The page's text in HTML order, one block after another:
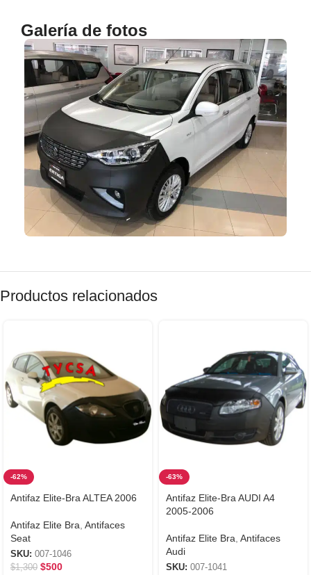
Galería de fotos
Productos relacionados
-62%
Antifaz Elite-Bra ALTEA 2006
Antifaz Elite Bra Antifaces
Seat
SKU: 007-1046
$1,300 $500
-63%
Antifaz Elite-Bra AUDI A4
2005-2006
Antifaz Elite Bra Antifaces
Audi
SKU: 007-1041